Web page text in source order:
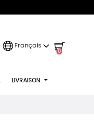
Français
0
LIVRAISON